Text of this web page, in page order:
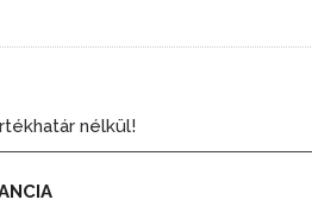
nélkül!